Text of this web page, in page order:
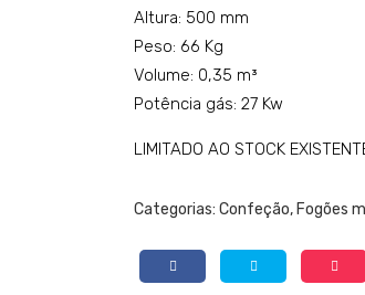
Altura: 500 mm
Peso: 66 Kg
Volume: 0,35 m³
Potência gás: 27 Kw
LIMITADO AO STOCK
Categorias: Confeção, Fogões